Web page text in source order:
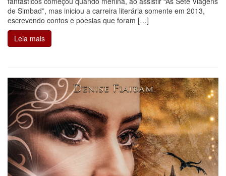
de Simbad”, mas iniciou a carreira literária somente em 2013,
escrevendo contos e poesias que foram […]
Leia mais